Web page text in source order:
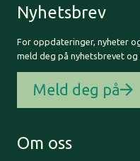
Nyhetsbrev
For oppdateringer, nyheter
meld deg på nyhetsbrevet
Meld deg på
Om oss